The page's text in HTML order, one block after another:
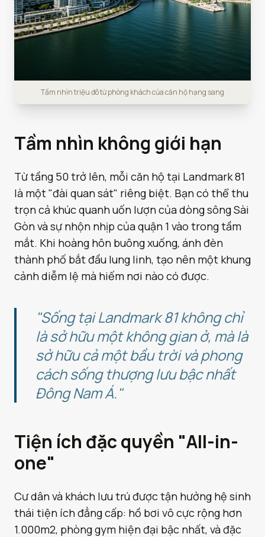
Tầm nhìn triệu đô từ phòng khách của căn hộ hạng sang
Tầm nhìn không giới hạn
Từ tầng 50 trở lên, mỗi căn hộ tại Landmark 81
là một "đài quan sát" riêng biệt. Bạn có thể thu
trọn cả khúc quanh uốn lượn của dòng sông Sài
Gòn và sự nhộn nhịp của quận 1 vào trong tầm
mắt. Khi hoàng hôn buông xuống, ánh đèn
thành phố bắt đầu lung linh, tạo nên một khung
cảnh diễm lệ mà hiếm nơi nào có được.
"Sống tại Landmark 81 không chỉ
là sở hữu một không gian ở, mà là
sở hữu cả một bầu trời và phong
cách sống thượng lưu bậc nhất
Đông Nam Á."
Tiện ích đặc quyền "All-in-
one"
Cư dân và khách lưu trú được tận hưởng hệ sinh
thái tiện ích đẳng cấp: hồ bơi vô cực rộng hơn
1.000m2, phòng gym hiện đại bậc nhất, và đặc